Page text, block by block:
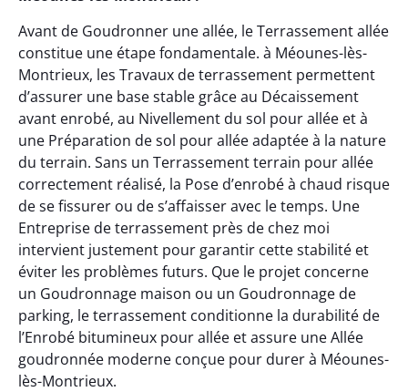
Avant de Goudronner une allée, le Terrassement allée
constitue une étape fondamentale. à Méounes-lès-
Montrieux, les Travaux de terrassement permettent
d’assurer une base stable grâce au Décaissement
avant enrobé, au Nivellement du sol pour allée et à
une Préparation de sol pour allée adaptée à la nature
du terrain. Sans un Terrassement terrain pour allée
correctement réalisé, la Pose d’enrobé à chaud risque
de se fissurer ou de s’affaisser avec le temps. Une
Entreprise de terrassement près de chez moi
intervient justement pour garantir cette stabilité et
éviter les problèmes futurs. Que le projet concerne
un Goudronnage maison ou un Goudronnage de
parking, le terrassement conditionne la durabilité de
l’Enrobé bitumineux pour allée et assure une Allée
goudronnée moderne conçue pour durer à Méounes-
lès-Montrieux.